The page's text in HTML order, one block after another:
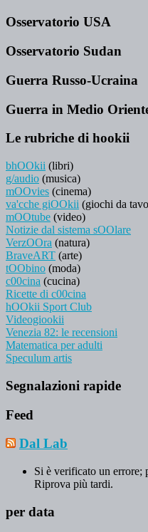
Osservatorio USA
Osservatorio Sudan
Guerra Russo-Ucraina
Guerra in Medio
Le rubriche di hookii
bhOOkii (libri)
g/audio (musica)
mOOvies (cinema)
va'cche giOOkii (giochi da
mOOtube (video)
Notizie dal sistema sOOlare
VerzOOra (natura)
BraveART (arte)
tOObino (moda)
c00cina (cucina)
Ricette di c00cina
hOOkii Sport Club
Videogiookii
Venezia 82: le recensioni
Matematica per adulti
Speculum artis
Segnalazioni rapide
Feed
Dal Lab
Si è verificato un errore;
Riprova più tardi.
per data